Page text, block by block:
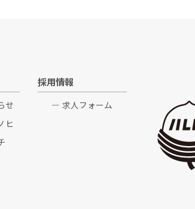
せ
ヒ
採用情報
求人フォーム